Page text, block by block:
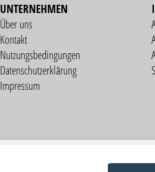
UNTERNEHMEN
Über uns
Kontakt
Nutzungsbedingungen
Datenschutzerklärung
Impressum